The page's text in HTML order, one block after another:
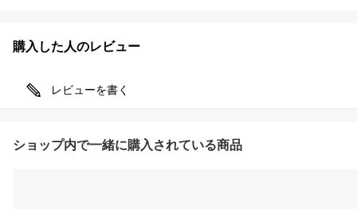
購入した人のレビュー
レビューを書く
ショップ内で一緒に購入されている商品